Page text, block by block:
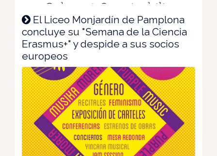
El Liceo Monjardín de Pamplona
concluye su "Semana de la Ciencia
Erasmus+" y despide a sus socios
europeos